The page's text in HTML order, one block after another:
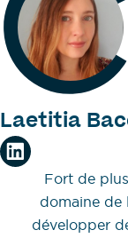
Laetitia
Fort de
domaine
développer